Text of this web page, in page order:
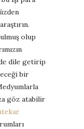
olup
dile getirip
bir
göz atabilir